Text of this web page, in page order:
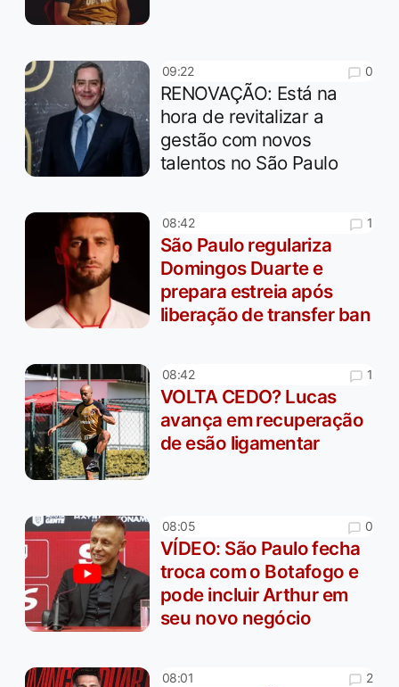
09:22 0
RENOVAÇÃO: Está na
hora de revitalizar a
gestão com novos
talentos no São Paulo
08:42 1
São Paulo regulariza
Domingos Duarte e
prepara estreia após
liberação de transfer ban
08:42 1
VOLTA CEDO? Lucas
avança em recuperação
de esão ligamentar
08:05 0
VÍDEO: São Paulo fecha
troca com o Botafogo e
pode incluir Arthur em
seu novo negócio
08:01 2